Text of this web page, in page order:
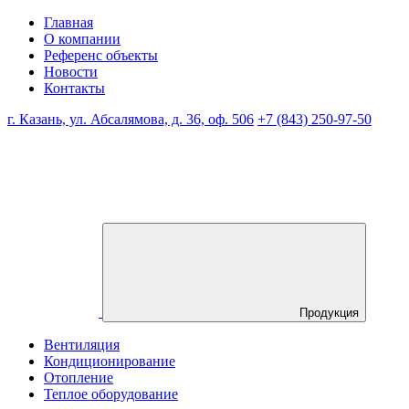
Главная
О компании
Референс объекты
Новости
Контакты
г. Казань, ул. Абсалямова, д. 36, оф. 506 +7 (843) 250-97-50
Продукция
Вентиляция
Кондиционирование
Отопление
Теплое оборудование